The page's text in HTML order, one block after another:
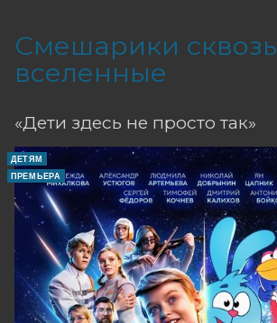
Смешарики сквозь
вселенные
«Дети здесь не просто так»
ДЕТЯМ
ПРЕМЬЕРА